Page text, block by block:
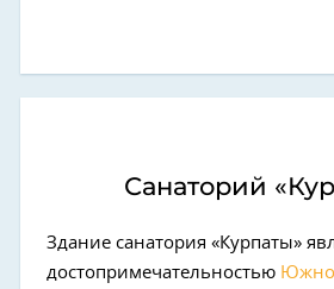
Санаторий
Здание санатория «Курпаты»
достопримечательностью